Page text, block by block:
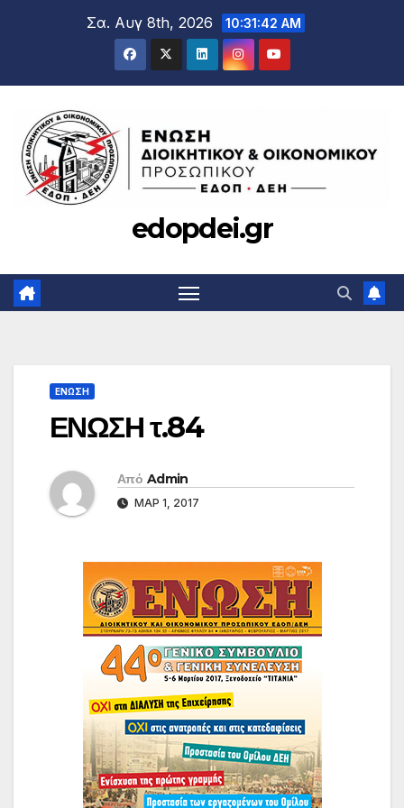
Σα. Αυγ 8th, 2026 10:31:43 AM
edopdei.gr
ΕΝΩΣΗ
ΕΝΩΣΗ τ.84
Από Admin
ΜΑΡ 1, 2017